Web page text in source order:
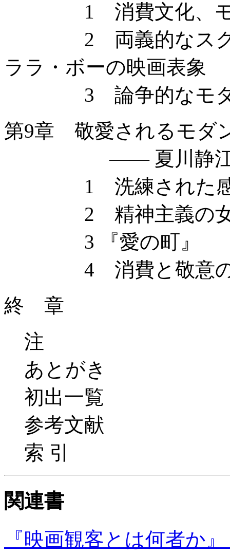
1 消費文化、モダ
2 両義的なスクリ
ララ・ボーの映画表象
3 論争的なモダ
第9章 敬愛されるモダ
—— 夏川静
1 洗練された
2 精神主義の女
3 『愛の町』
4 消費と敬意の
終 章
注
あとがき
初出一覧
参考文献
索 引
関連書
『映画観客とは何者か